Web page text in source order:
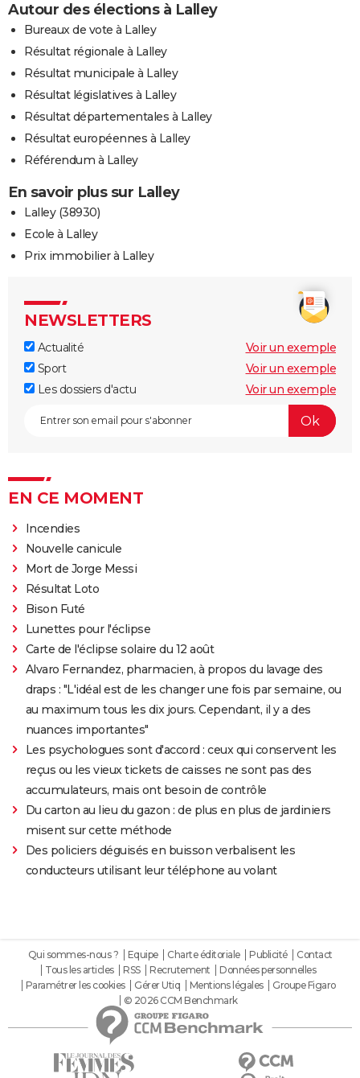
Autour des élections à Lalley
Bureaux de vote à Lalley
Résultat régionale à Lalley
Résultat municipale à Lalley
Résultat législatives à Lalley
Résultat départementales à Lalley
Résultat européennes à Lalley
Référendum à Lalley
En savoir plus sur Lalley
Lalley (38930)
Ecole à Lalley
Prix immobilier à Lalley
NEWSLETTERS
Actualité
Voir un exemple
Sport
Voir un exemple
Les dossiers d'actu
Voir un exemple
EN CE MOMENT
Incendies
Nouvelle canicule
Mort de Jorge Messi
Résultat Loto
Bison Futé
Lunettes pour l'éclipse
Carte de l'éclipse solaire du 12 août
Alvaro Fernandez, pharmacien, à propos du lavage des
draps : "L'idéal est de les changer une fois par semaine, ou
au maximum tous les dix jours. Cependant, il y a des
nuances importantes"
Les psychologues sont d'accord : ceux qui conservent les
reçus ou les vieux tickets de caisses ne sont pas des
accumulateurs, mais ont besoin de contrôle
Du carton au lieu du gazon : de plus en plus de jardiniers
misent sur cette méthode
Des policiers déguisés en buisson verbalisent les
conducteurs utilisant leur téléphone au volant
Qui sommes-nous ? Equipe Charte éditoriale Publicité
Contact
Tous les articles
RSS Recrutement
Données personnelles
Paramétrer les cookies
Gérer Utiq Mentions légales
Groupe Figaro
© 2026 CCM Benchmark